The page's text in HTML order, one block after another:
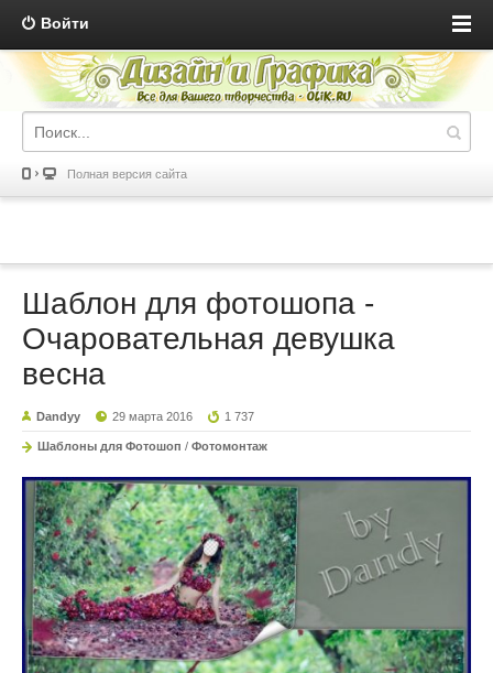
Войти
Полная версия сайта
Шаблон для фотошопа -
Очаровательная девушка
весна
Dandyy 29 марта 2016 1 737
Шаблоны для Фотошоп / Фотомонтаж